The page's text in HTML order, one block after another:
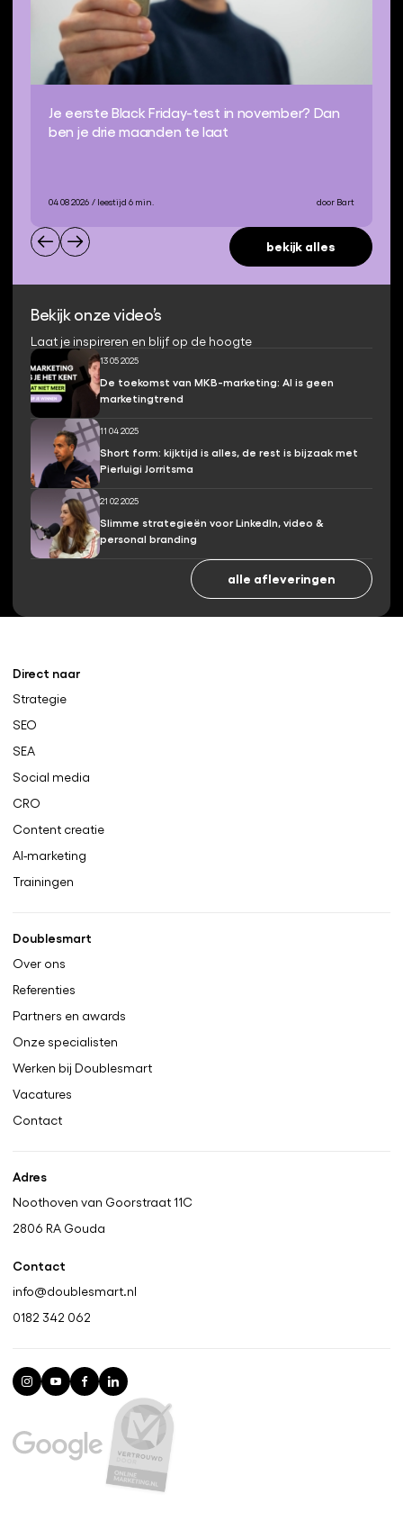
Je eerste Black Friday-test in november? Dan
ben je drie maanden te laat
04 08 2026 / leestijd 6 min. door Bart
bekijk alles
Bekijk onze video’s
Laat je inspireren en blijf op de hoogte
13 05 2025
De toekomst van MKB-marketing: AI is geen
marketingtrend
11 04 2025
Short form: kijktijd is alles, de rest is bijzaak met
Pierluigi Jorritsma
21 02 2025
Slimme strategieën voor LinkedIn, video &
personal branding
alle afleveringen
Direct naar
Strategie
SEO
SEA
Social media
CRO
Content creatie
AI-marketing
Trainingen
Doublesmart
Over ons
Referenties
Partners en awards
Onze specialisten
Werken bij Doublesmart
Vacatures
Contact
Adres
Noothoven van Goorstraat 11C
2806 RA Gouda
Contact
info@doublesmart.nl
0182 342 062